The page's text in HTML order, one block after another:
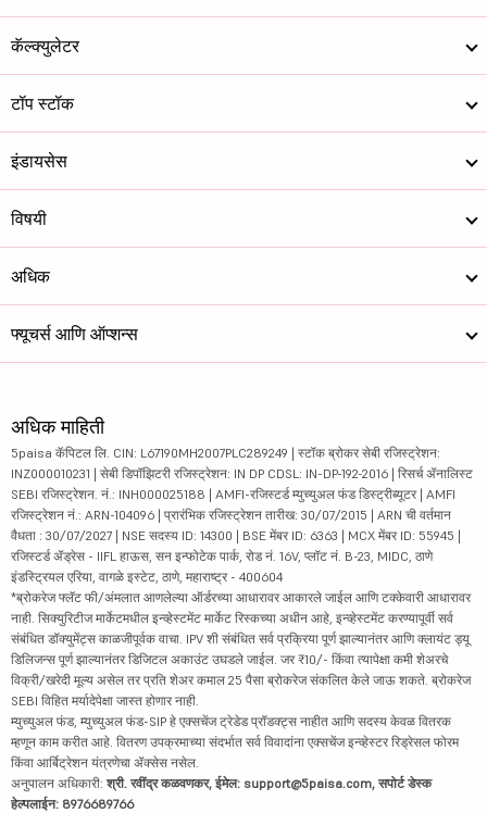
कॅल्क्युलेटर
टॉप स्टॉक
इंडायसेस
विषयी
अधिक
फ्यूचर्स आणि ऑप्शन्स
अधिक माहिती
5paisa कॅपिटल लि. CIN: L67190MH2007PLC289249 | स्टॉक ब्रोकर सेबी रजिस्ट्रेशन:
INZ000010231 | सेबी डिपॉझिटरी रजिस्ट्रेशन: IN DP CDSL: IN-DP-192-2016 | रिसर्च ॲनालिस्ट
SEBI रजिस्ट्रेशन. नं.: INH000025188 | AMFI-रजिस्टर्ड म्युच्युअल फंड डिस्ट्रीब्यूटर | AMFI
रजिस्ट्रेशन नं.: ARN-104096 | प्रारंभिक रजिस्ट्रेशन तारीख: 30/07/2015 | ARN ची वर्तमान
वैधता : 30/07/2027 | NSE सदस्य ID: 14300 | BSE मेंबर ID: 6363 | MCX मेंबर ID: 55945 |
रजिस्टर्ड ॲड्रेस - IIFL हाऊस, सन इन्फोटेक पार्क, रोड नं. 16V, प्लॉट नं. B-23, MIDC, ठाणे
इंडस्ट्रियल एरिया, वागळे इस्टेट, ठाणे, महाराष्ट्र - 400604
*ब्रोकरेज फ्लॅट फी/अंमलात आणलेल्या ऑर्डरच्या आधारावर आकारले जाईल आणि टक्केवारी आधारावर
नाही. सिक्युरिटीज मार्केटमधील इन्व्हेस्टमेंट मार्केट रिस्कच्या अधीन आहे, इन्व्हेस्टमेंट करण्यापूर्वी सर्व
संबंधित डॉक्युमेंट्स काळजीपूर्वक वाचा. IPV शी संबंधित सर्व प्रक्रिया पूर्ण झाल्यानंतर आणि क्लायंट ड्यू
डिलिजन्स पूर्ण झाल्यानंतर डिजिटल अकाउंट उघडले जाईल. जर ₹10/- किंवा त्यापेक्षा कमी शेअरचे
विक्री/खरेदी मूल्य असेल तर प्रति शेअर कमाल 25 पैसा ब्रोकरेज संकलित केले जाऊ शकते. ब्रोकरेज
SEBI विहित मर्यादेपेक्षा जास्त होणार नाही.
म्युच्युअल फंड, म्युच्युअल फंड-SIP हे एक्सचेंज ट्रेडेड प्रॉडक्ट्स नाहीत आणि सदस्य केवळ वितरक
म्हणून काम करीत आहे. वितरण उपक्रमाच्या संदर्भात सर्व विवादांना एक्सचेंज इन्व्हेस्टर रिड्रेसल फोरम
किंवा आर्बिट्रेशन यंत्रणेचा ॲक्सेस नसेल.
अनुपालन अधिकारी: श्री. रवींद्र कळवणकर, ईमेल: support@5paisa.com, सपोर्ट डेस्क
हेल्पलाईन: 8976689766